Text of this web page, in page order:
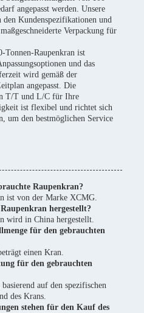
angepasst werden. Unsere
den Kundenspezifikationen und
Verpackung für
Tonnen-Raupenkran ist
und das
wird gemäß der
angepasst. Die
T/T und L/C für Ihre
ist flexibel und richtet sich
um den bestmöglichen Service
Raupenkran?
ist von der Marke XCMG.
hergestellt?
wird in China hergestellt.
für den gebrauchten
einen Kran.
für den gebrauchten
auf den spezifischen
des Krans.
stehen für den Kauf des